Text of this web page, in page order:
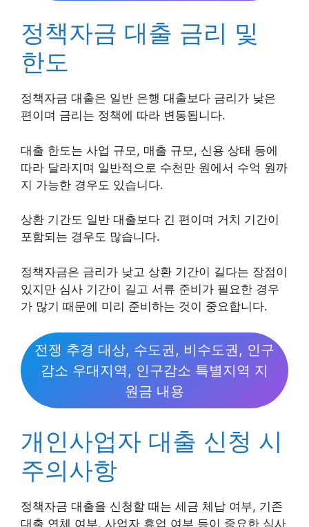
정책자금 대출 금리 및
한도
정책자금 대출은 일반 은행 대출보다 금리가 낮은
편이며 금리는 정책에 따라 변동됩니다.
대출 한도는 사업 규모, 매출 규모, 신용 상태 등에
따라 달라지며 일반적으로 수천만 원에서 수억 원까
지 가능한 경우도 있습니다.
상환 기간도 일반 대출보다 긴 편이며 거치 기간이
포함되는 경우도 많습니다.
정책자금은 금리가 낮고 상환 기간이 길다는 장점이
있지만 심사 기간이 길고 서류 준비가 필요한 경우
가 많기 때문에 미리 준비하는 것이 중요합니다.
전쟁 추경 대상, 수도권, 비수도권, 인구
감소 우대지역, 인구감소 특별지역 지
원금 내용
개인사업자 대출 신청 시
주의사항
정책자금 대출을 신청할 때는 세금 체납 여부, 기존
대출 연체 여부, 사업자 휴업 여부 등이 중요한 심사